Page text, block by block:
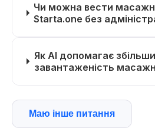
Чи можна вести
Starta.one без
Як AI допомагає
завантаженість
Маю інше питання